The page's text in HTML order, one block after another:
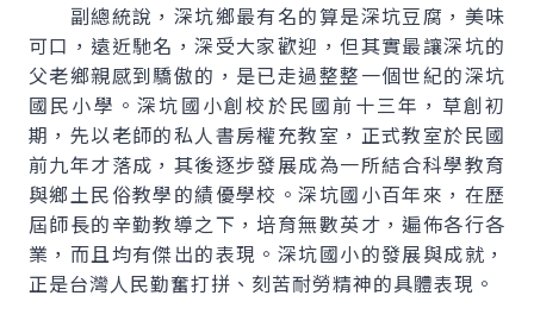
副總統說，深坑鄉最有名的算是深坑豆腐，美味
可口，遠近馳名，深受大家歡迎，但其實最讓深坑的
父老鄉親感到驕傲的，是已走過整整一個世紀的深坑
國民小學。深坑國小創校於民國前十三年，草創初
期，先以老師的私人書房權充教室，正式教室於民國
前九年才落成，其後逐步發展成為一所結合科學教育
與鄉土民俗教學的績優學校。深坑國小百年來，在歷
屆師長的辛勤教導之下，培育無數英才，遍佈各行各
業，而且均有傑出的表現。深坑國小的發展與成就，
正是台灣人民勤奮打拼、刻苦耐勞精神的具體表現。